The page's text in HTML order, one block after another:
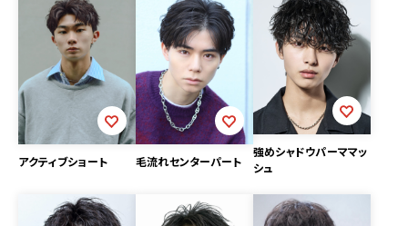
アクティブショート 毛流れセンターパート
強めシャドウパーママッ
シュ